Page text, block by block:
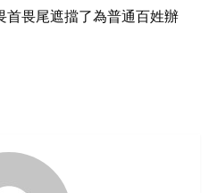
首畏尾遮擋了為普通百姓辦